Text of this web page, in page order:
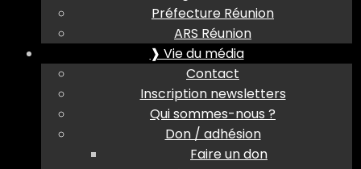
Préfecture Réunion
ARS Réunion
❱ Vie du média
Contact
Inscription newsletters
Qui sommes-nous ?
Don / adhésion
Faire un don